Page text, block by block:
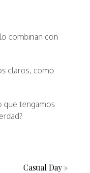
combinan con
claros, como
que tengamos
Casual Day »